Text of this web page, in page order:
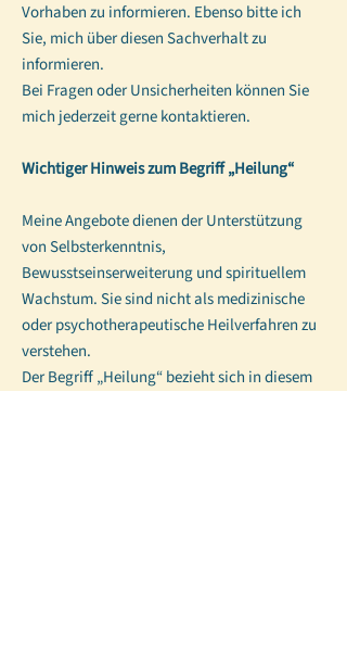
Vorhaben zu informieren. Ebenso bitte ich
Sie, mich über diesen Sachverhalt zu
informieren.
Bei Fragen oder Unsicherheiten können Sie
mich jederzeit gerne kontaktieren.
Wichtiger Hinweis zum Begriff „Heilung“
Meine Angebote dienen der Unterstützung
von Selbsterkenntnis,
Bewusstseinserweiterung und spirituellem
Wachstum. Sie sind nicht als medizinische
oder psychotherapeutische Heilverfahren zu
verstehen.
Der Begriff „Heilung“ bezieht sich in diesem